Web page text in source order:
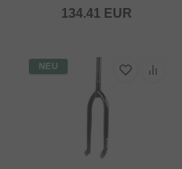
134.41 EUR
NEU